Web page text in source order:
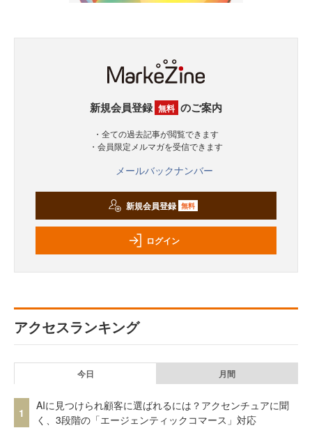
新規会員登録 無料 のご案内
・全ての過去記事が閲覧できます
・会員限定メルマガを受信できます
メールバックナンバー
新規会員登録 無料
ログイン
アクセスランキング
今日 月間
1
AIに見つけられ顧客に選ばれるには？アクセンチュアに聞
く、3段階の「エージェンティックコマース」対応